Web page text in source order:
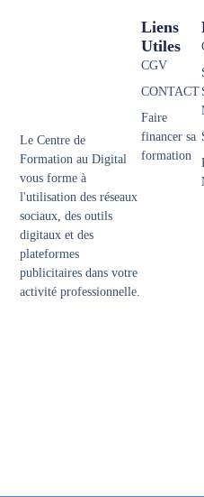
Le Centre de
Formation au Digital
vous forme à
l'utilisation des réseaux
sociaux, des outils
digitaux et des
plateformes
publicitaires dans votre
activité professionnelle.
Liens
Utiles
CGV
CONTACT
Faire
financer sa
formation